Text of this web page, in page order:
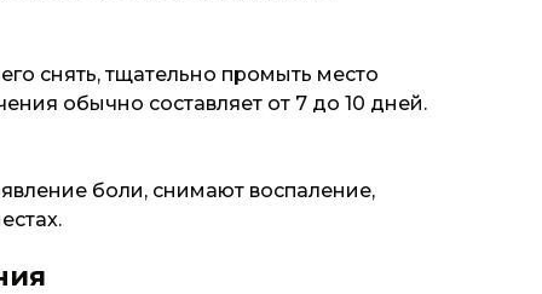
снять, тщательно промыть место
обычно составляет от 7 до 10 дней.
боли, снимают воспаление,